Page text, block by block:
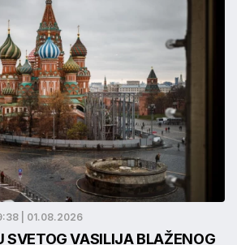
| 01.08.2026
SVETOG VASILIJA BLAŽENOG